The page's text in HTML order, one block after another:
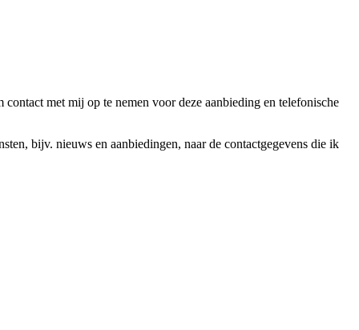
met mij op te nemen voor deze aanbieding en telefonische
bijv. nieuws en aanbiedingen, naar de contactgegevens die ik